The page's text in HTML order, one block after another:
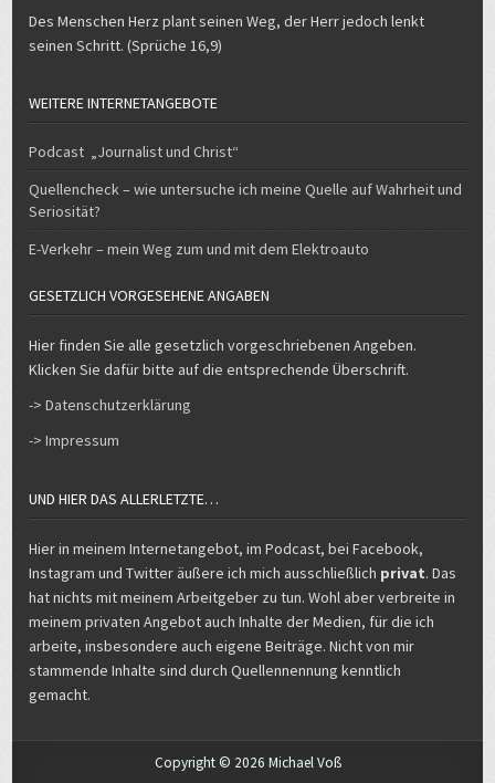
Des Menschen Herz plant seinen Weg, der Herr jedoch lenkt
seinen Schritt. (Sprüche 16,9)
WEITERE INTERNETANGEBOTE
Podcast „Journalist und Christ“
Quellencheck – wie untersuche ich meine Quelle auf Wahrheit und
Seriosität?
E-Verkehr – mein Weg zum und mit dem Elektroauto
GESETZLICH VORGESEHENE ANGABEN
Hier finden Sie alle gesetzlich vorgeschriebenen Angeben.
Klicken Sie dafür bitte auf die entsprechende Überschrift.
-> Datenschutzerklärung
-> Impressum
UND HIER DAS ALLERLETZTE…
Hier in meinem Internetangebot, im Podcast, bei Facebook,
Instagram und Twitter äußere ich mich ausschließlich privat. Das
hat nichts mit meinem Arbeitgeber zu tun. Wohl aber verbreite in
meinem privaten Angebot auch Inhalte der Medien, für die ich
arbeite, insbesondere auch eigene Beiträge. Nicht von mir
stammende Inhalte sind durch Quellennennung kenntlich
gemacht.
Copyright © 2026 Michael Voß